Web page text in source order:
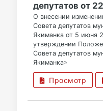
депутатов от
О внесении
Совета депутатов
Якиманка от 5 июня
утверждении
Совета депутатов
Якиманка»
Просмотр